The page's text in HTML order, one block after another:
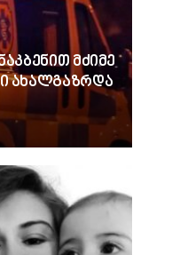
მძიმე
ახალგაზრდა